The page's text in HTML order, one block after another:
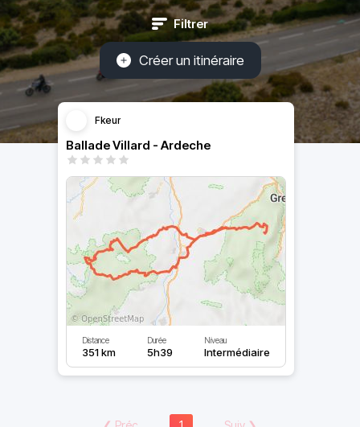
Filtrer
Créer un itinéraire
Fkeur
Ballade Villard - Ardeche
Distance
351 km
Durée
5h39
Niveau
Intermédiaire